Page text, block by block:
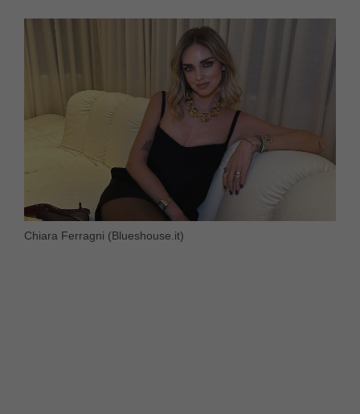
Chiara Ferragni (Blueshouse.it)